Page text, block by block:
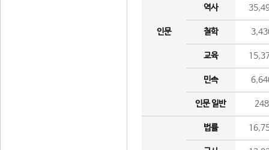
인문
역사
철학
교육
민속
인문 일반 248
법률